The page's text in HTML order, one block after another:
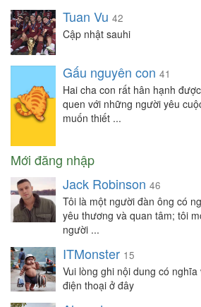
Tuan Vu 42
Cập nhật sauhi
Gấu nguyên con 41
Hai cha con rất hân hạnh
quen với những người yêu
muốn thiết ...
Mới đăng nhập
Jack Robinson 46
Tôi là một người đàn ông có
yêu thương và quan tâm; tôi
người ...
ITMonster 15
Vui lòng ghi nội dung có
điện thoại ở đây